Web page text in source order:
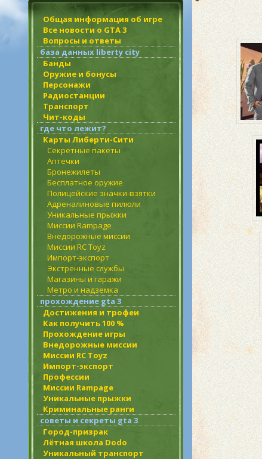
Общая информация об игре
Все новости о GTA 3
Вопросы и ответы
база данных liberty city
Банды
Оружие и бонусы
Персонажи
Радиостанции
Транспорт
Чит-коды
где что лежит?
Карты Либерти-Сити
Секретные пакеты
Аптечки
Бронежилеты
Бесплатное оружие
Полицейские значки-взятки
Адреналиновые пилюли
Уникальные прыжки
Миссии Rampage
Внедорожные миссии
Миссии RC Toyz
Импорт-экспорт
Экстренные службы
Магазины и гаражи
Метро и надземка
прохождение gta 3
Достижения и трофеи
Как получить 100 %
Прохождение игры
Внедорожные миссии
Миссии RC Toyz
Импорт-экспорт
Профессии
Миссии Rampage
Уникальные прыжки
Криминальные ранги
советы и секреты gta 3
Город-призрак
Лётная школа Dodo
Уникальный транспорт